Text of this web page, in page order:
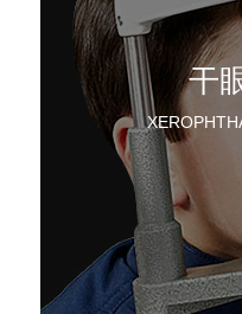
干